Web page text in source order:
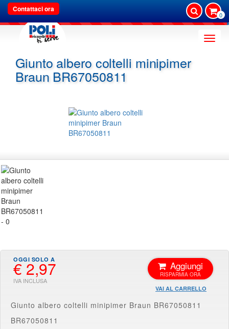
Contattaci ora
0
Toggle
Giunto albero coltelli minipimer
Braun BR67050811
€ 2,97 Aggiungi
VAI AL CARRELLO
Giunto albero coltelli minipimer Braun BR67050811
BR67050811